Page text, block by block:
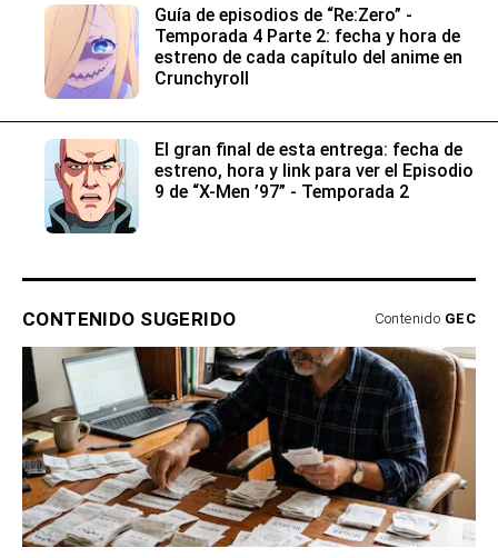
Guía de episodios de “Re:Zero” -
Temporada 4 Parte 2: fecha y hora de
estreno de cada capítulo del anime en
Crunchyroll
El gran final de esta entrega: fecha de
estreno, hora y link para ver el Episodio
9 de “X-Men ’97” - Temporada 2
CONTENIDO SUGERIDO Contenido GEC